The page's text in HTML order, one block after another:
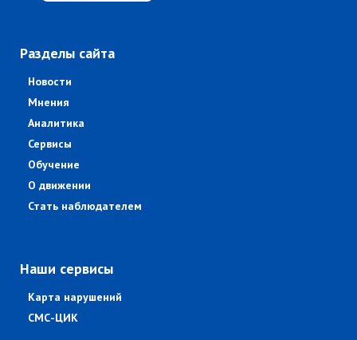
Разделы сайта
Новости
Мнения
Аналитика
Сервисы
Обучение
О движении
Стать наблюдателем
Наши сервисы
Карта нарушений
СМС-ЦИК